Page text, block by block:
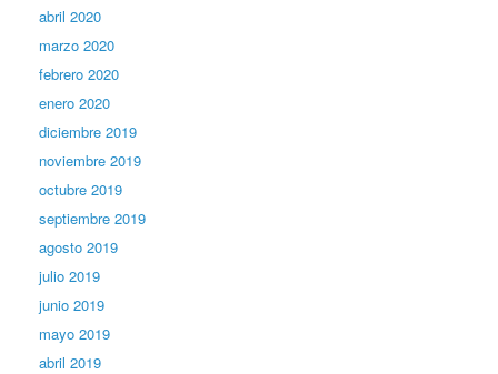
abril 2020
marzo 2020
febrero 2020
enero 2020
diciembre 2019
noviembre 2019
octubre 2019
septiembre 2019
agosto 2019
julio 2019
junio 2019
mayo 2019
abril 2019